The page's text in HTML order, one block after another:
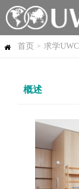
首页 > 求学UWC
概述